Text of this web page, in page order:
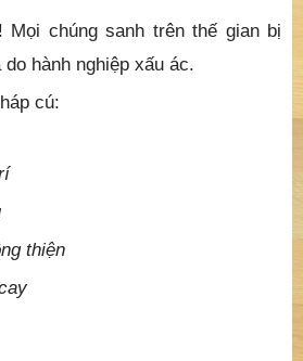
Mọi chúng sanh trên thế gian bị
hành nghiệp xấu ác.
cú:
thiện